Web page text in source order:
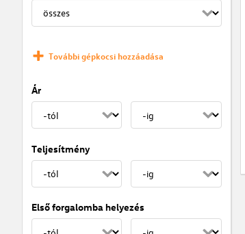
További gépkocsi hozzáadása
Ár
Teljesítmény
Első forgalomba helyezés